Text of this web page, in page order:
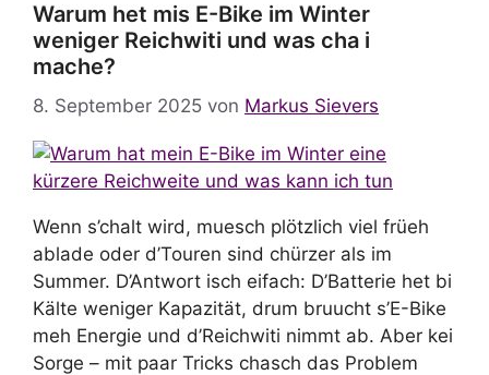
Warum het mis E-Bike im Winter
weniger Reichwiti und was cha i
mache?
8. September 2025 von Markus Sievers
Wenn s’chalt wird, muesch plötzlich viel früeh
ablade oder d’Touren sind chürzer als im
Summer. D’Antwort isch eifach: D’Batterie het bi
Kälte weniger Kapazität, drum bruucht s’E-Bike
meh Energie und d’Reichwiti nimmt ab. Aber kei
Sorge – mit paar Tricks chasch das Problem